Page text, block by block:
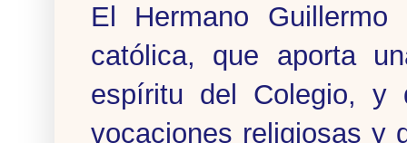
El Hermano
católica, que aporta
espíritu del Colegio, y
vocaciones religiosas y